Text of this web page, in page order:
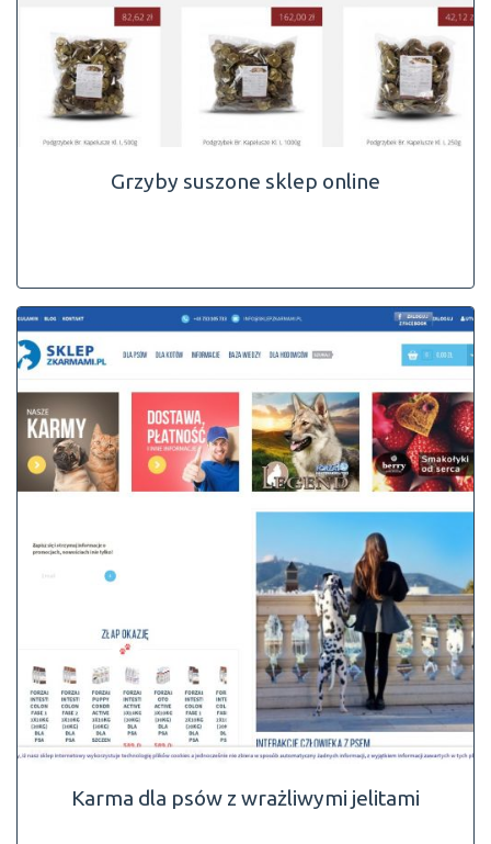
Grzyby suszone sklep online
Karma dla psów z wrażliwymi jelitami